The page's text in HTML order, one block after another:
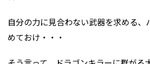
自分の力に見合わない武器を求める、
めておけ・・・